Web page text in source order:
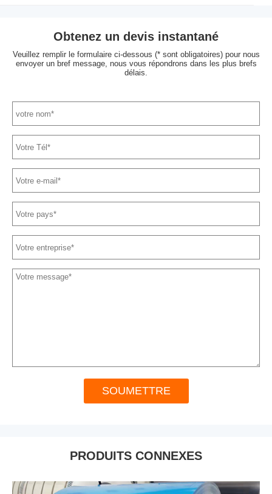
Obtenez un devis instantané
Veuillez remplir le formulaire ci-dessous (* sont obligatoires) pour nous
envoyer un bref message, nous vous répondrons dans les plus brefs
délais.
SOUMETTRE
PRODUITS CONNEXES